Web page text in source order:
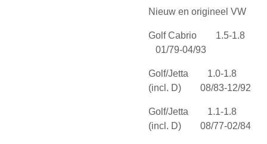
Nieuw en origineel VW
Golf Cabrio 1.5-1.8
01/79-04/93
Golf/Jetta 1.0-1.8
(incl. D) 08/83-12/92
Golf/Jetta 1.1-1.8
(incl. D) 08/77-02/84